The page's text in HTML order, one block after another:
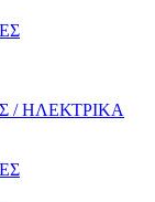
/ ΗΛΕΚΤΡΙΚΑ